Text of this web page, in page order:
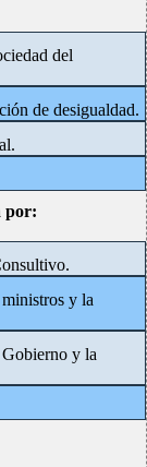
del
de desigualdad.
por:
y la
y la